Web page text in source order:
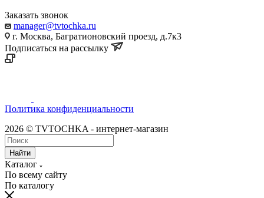
Заказать звонок
manager@tvtochka.ru
г. Москва, Багратионовский проезд, д.7к3
Подписаться на рассылку
Политика конфиденциальности
2026 © TVTOCHKA - интернет-магазин
Найти
Каталог
По всему сайту
По каталогу